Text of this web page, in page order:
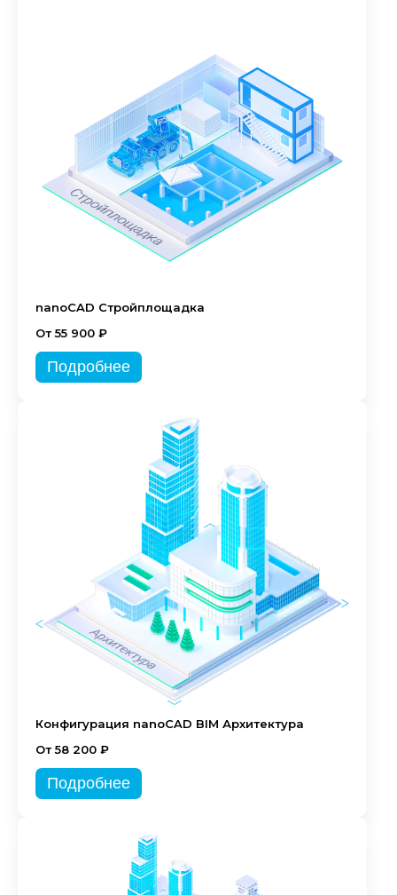
nanoCAD Стройплощадка
От 55 900 ₽
Подробнее
Конфигурация nanoCAD BIM Архитектура
От 58 200 ₽
Подробнее